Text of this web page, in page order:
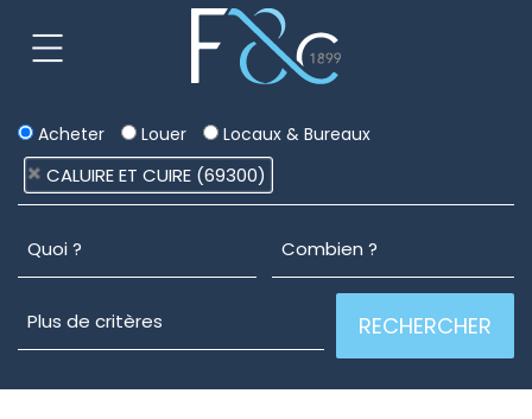
Acheter Louer Locaux & Bureaux
CALUIRE ET CUIRE (69300)